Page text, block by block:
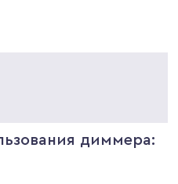
диммера: